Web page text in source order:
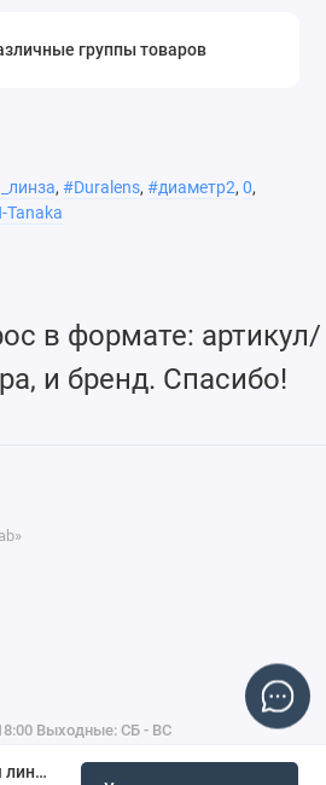
Ophir - Плоско-выпуклая линза, Duralens, диаметр 2,0 дюйма, FL 12,5 дюйма, край 9,65 мм, N-Tanaka
группы товаров
, #Duralens, #диаметр2, 0,
Tanaka
в формате: артикул/
и бренд. Спасибо!
Выходные: СБ - ВС